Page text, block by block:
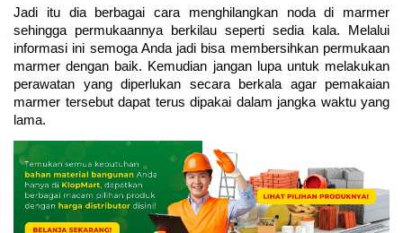
Jadi itu dia berbagai cara menghilangkan noda di marmer
sehingga permukaannya berkilau seperti sedia kala. Melalui
informasi ini semoga Anda jadi bisa membersihkan permukaan
marmer dengan baik. Kemudian jangan lupa untuk melakukan
perawatan yang diperlukan secara berkala agar pemakaian
marmer tersebut dapat terus dipakai dalam jangka waktu yang
lama.